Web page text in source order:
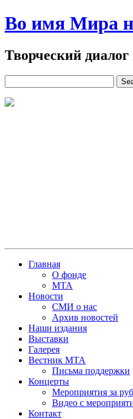
Во имя Мира
Творческий
Главная
О фонде
МТА
Новости
СМИ о нас
Архив новостей
Наши издания
Выставки
Галерея
Вестник МТА
Письма поддержки
Концерты
Мероприятия за
Видео с
Контакт